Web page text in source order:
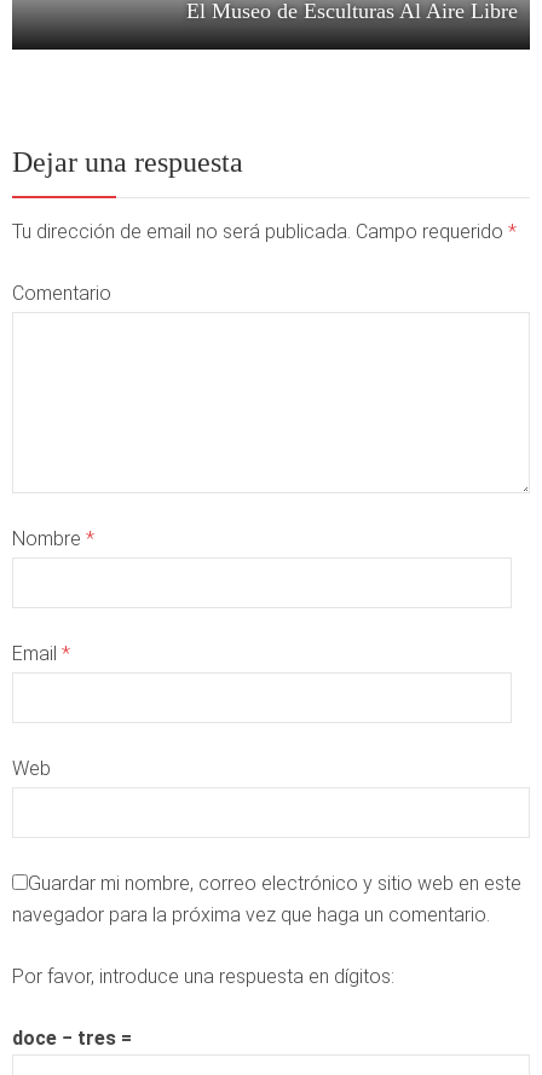
El Museo de Esculturas Al Aire Libre
Dejar una respuesta
Tu dirección de email no será publicada. Campo requerido *
Comentario
Nombre *
Email *
Web
Guardar mi nombre, correo electrónico y sitio web en este
navegador para la próxima vez que haga un comentario.
Por favor, introduce una respuesta en dígitos:
doce − tres =